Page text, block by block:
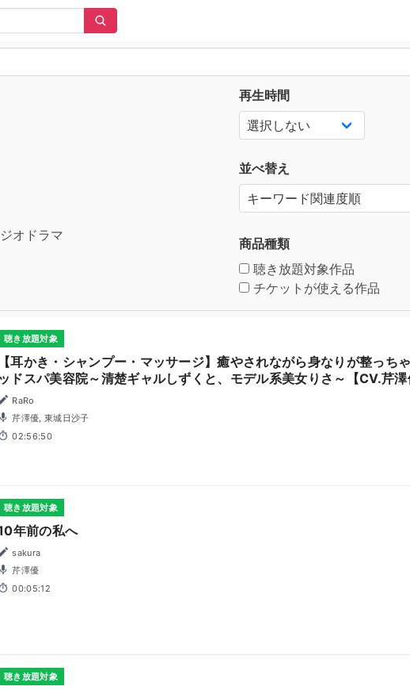
オドラマ
再生時間
並べ替え
商品種類
聴き放題対象作品
チケットが使える作品
聴き放題対象
【耳かき・シャンプー・マッサージ】癒やされながら身なりが整っち
ッドスパ美容院～清楚ギャルしずくと、モデル系美女りさ～【CV.芹澤
東城日沙子】
RaRo
芹澤優, 東城日沙子
02:56:50
聴き放題対象
年前の私へ
sakura
芹澤優
00:05:12
聴き放題対象